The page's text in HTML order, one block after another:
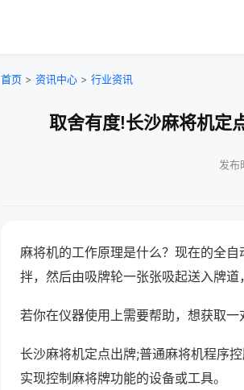
首页 > 资讯中心 > 行业资讯
取舍有度!长沙麻将机定
发布
麻将机的工作原理是什么？现在的全
拌，然后由吸牌轮一张张吸起送入牌道
若你在仪器使用上需要帮助，想获取
长沙麻将机定点出牌;普通麻将机程序
实现控制麻将牌功能的设备或工具。